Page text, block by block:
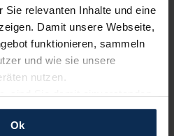
Sie relevanten Inhalte und eine
Damit unsere Webseite,
funktionieren, sammeln
und wie sie unsere
nutzen.
sind Sie damit einverstanden
für unseren Service zu
an Dritte weiterzugeben,
Ok
Tourer GSi
an: